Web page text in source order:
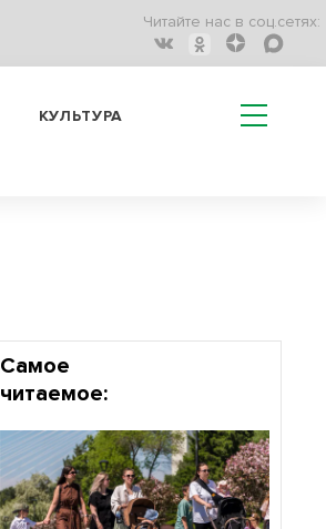
Читайте нас в соц.сетях:
КУЛЬТУРА
Самое
читаемое: